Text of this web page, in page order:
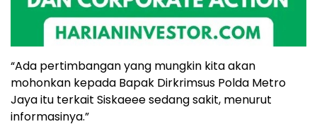
“Ada pertimbangan yang mungkin kita akan
mohonkan kepada Bapak Dirkrimsus Polda Metro
Jaya itu terkait Siskaeee sedang sakit, menurut
informasinya.”